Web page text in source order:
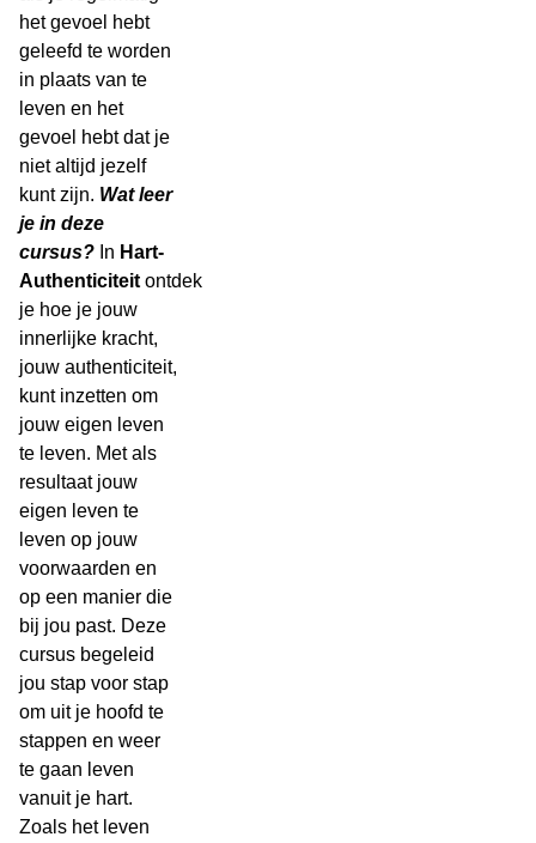
het gevoel hebt
geleefd te worden
in plaats van te
leven en het
gevoel hebt dat je
niet altijd jezelf
kunt zijn. Wat leer
je in deze
cursus? In Hart-
Authenticiteit ontdek
je hoe je jouw
innerlijke kracht,
jouw authenticiteit,
kunt inzetten om
jouw eigen leven
te leven. Met als
resultaat jouw
eigen leven te
leven op jouw
voorwaarden en
op een manier die
bij jou past. Deze
cursus begeleid
jou stap voor stap
om uit je hoofd te
stappen en weer
te gaan leven
vanuit je hart.
Zoals het leven